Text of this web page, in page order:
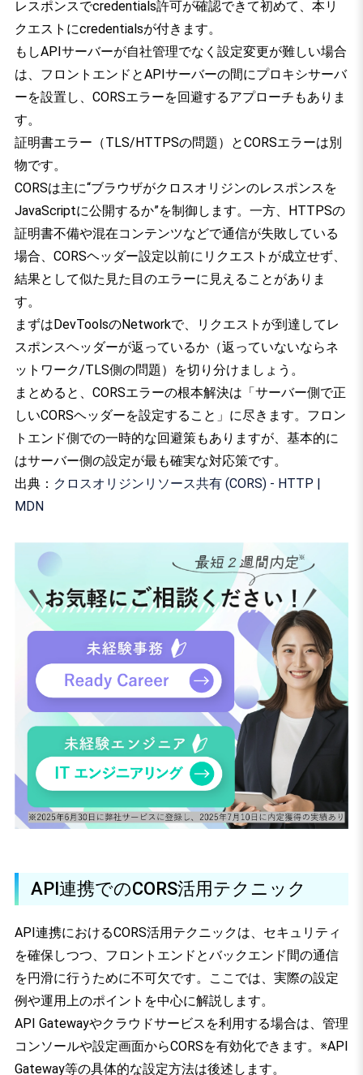
レスポンスでcredentials許可が確認できて初めて、本リ
クエストにcredentialsが付きます。
もしAPIサーバーが自社管理でなく設定変更が難しい場合
は、フロントエンドとAPIサーバーの間にプロキシサーバ
ーを設置し、CORSエラーを回避するアプローチもありま
す。
証明書エラー（TLS/HTTPSの問題）とCORSエラーは別
物です。
CORSは主に“ブラウザがクロスオリジンのレスポンスを
JavaScriptに公開するか”を制御します。一方、HTTPSの
証明書不備や混在コンテンツなどで通信が失敗している
場合、CORSヘッダー設定以前にリクエストが成立せず、
結果として似た見た目のエラーに見えることがありま
す。
まずはDevToolsのNetworkで、リクエストが到達してレ
スポンスヘッダーが返っているか（返っていないならネ
ットワーク/TLS側の問題）を切り分けましょう。
まとめると、CORSエラーの根本解決は「サーバー側で正
しいCORSヘッダーを設定すること」に尽きます。フロン
トエンド側での一時的な回避策もありますが、基本的に
はサーバー側の設定が最も確実な対応策です。
出典： クロスオリジンリソース共有 (CORS) - HTTP |
MDN
API連携でのCORS活用テクニック
API連携におけるCORS活用テクニックは、セキュリティ
を確保しつつ、フロントエンドとバックエンド間の通信
を円滑に行うために不可欠です。ここでは、実際の設定
例や運用上のポイントを中心に解説します。
API Gatewayやクラウドサービスを利用する場合は、管理
コンソールや設定画面からCORSを有効化できます。※API
Gateway等の具体的な設定方法は後述します。